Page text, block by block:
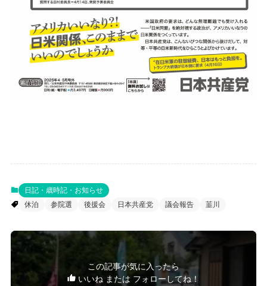
日記・歳時記・お知らせ
休泊
参院選 後援会 日本共産党 議会報告 韮川
この記事が気に入ったら
いいね または フォローしてね！